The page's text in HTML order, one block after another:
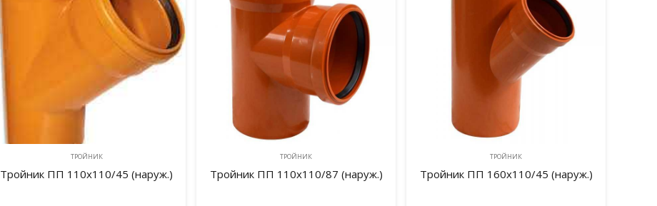
ТРОЙНИК
Тройник ПП 110х110/45 (наруж.)
ТРОЙНИК
Тройник ПП 110х110/87 (наруж.)
ТРОЙНИК
Тройник ПП 160х110/45 (наруж.)